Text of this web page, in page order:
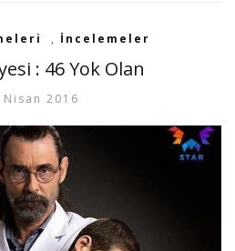
, İncelemeler
: 46 Yok Olan
Nisan 2016